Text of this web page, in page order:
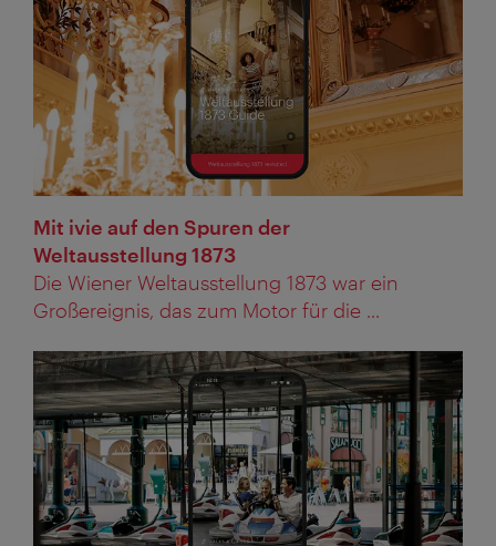
Mit ivie auf den Spuren der
Weltausstellung 1873
Die Wiener Weltausstellung 1873 war ein
Großereignis, das zum Motor für die ...